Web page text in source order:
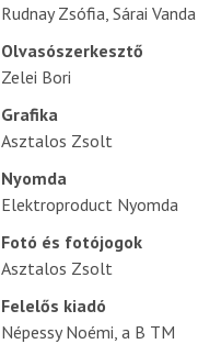
Rudnay Zsófia, Sárai Vanda
Olvasószerkesztő
Zelei Bori
Grafika
Asztalos Zsolt
Nyomda
Elektroproduct Nyomda
Fotó és fotójogok
Asztalos Zsolt
Felelős kiadó
Népessy Noémi, a B TM